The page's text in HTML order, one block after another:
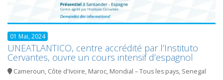
01 Mai, 2024
UNEATLANTICO, centre accrédité par l’Instituto
Cervantes, ouvre un cours intensif d’espagnol
Cameroun, Côte d'Ivoire, Maroc, Mondial – Tous les pays, Senegal